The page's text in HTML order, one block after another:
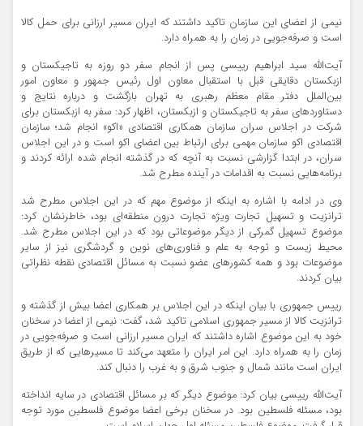
نیمی از اعضای این سازمان تاکید داشتند که ایران مسیر ارزانی برای حمل کالا
است و صرفه‌جویی در زمان را به همراه دارد.
آیت‌الله سید ابراهیم رییسی پس از انجام سفر دو روزه به تاجیکستان و
ازبکستان دقایقی قبل با استقبال معاون اول رئیس جمهور و معاون امور
بین‌الملل دفتر مقام معظم رهبری به تهران بازگشت و درباره نتایج و
دستاوردهای سفر به تاجیکستان و ازبکستان، اظهار کرد: سفر به ازبکستان برای
شرکت در اجلاس سران سازمان همکاری اقتصادی «اکو» انجام شد؛ سازمان
اقتصادی اکو سازمان مهمی برای ارتباط بین اعضای اکو است و در این اجلاس
سران، در ابتدا گزارشی نسبت به آنچه که در گذشته انجام شده ارائه کردند و
برنامه‌هایی نسبت به اقدامات در آینده مطرح شد.
وی در ادامه با اشاره به اینکه از موضوع مهم که در این اجلاس مطرح شد
ترانزیت و تسهیل تجارت ویژه تجارت درون منطقه‌ای بود، خاطرنشان کرد:
موضوع تسهیل گمرکی از دیگر موضوعاتی بود که در این اجلاس مطرح شد.
محیط زیست و توجه به علم و فناوری‌های نوین و گردشگری نیز از سایر
موضوعات بود و همه کشورهای عضو نسبت به مسائل اقتصادی نقطه نظراتی
بیان کردند.
رییس جمهوری با بیان اینکه در این اجلاس بر همکاری اعضا بیش از گذشته و
ترانزیت کالا از مسیر جمهوری اسلامی تاکید شد، گفت: نیمی از اعضا در سخنان
خود به این موضوع اشاره داشتند که ایران مسیر ارزانی است و صرفه‌جویی در
زمان را به همراه دارد. این امر ایران را متعهد می‌کند تا مسیرهایی که از طریق
ایران است مانند شمال و جنوب شرق و به غرب را دنبال کند.
آیت‌الله رییسی بیان کرد: موضوع دیگر که بر مسائل اقتصادی در سایه انداخته
بود، مسئله فلسطین بود. در سخنان برخی اعضا موضوع فلسطین مورد توجه